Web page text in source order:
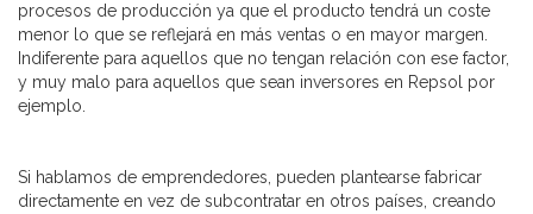
procesos de producción ya que el producto tendrá un coste
menor lo que se reflejará en más ventas o en mayor margen.
Indiferente para aquellos que no tengan relación con ese factor,
y muy malo para aquellos que sean inversores en Repsol por
ejemplo.
Si hablamos de emprendedores, pueden plantearse fabricar
directamente en vez de subcontratar en otros países, creando